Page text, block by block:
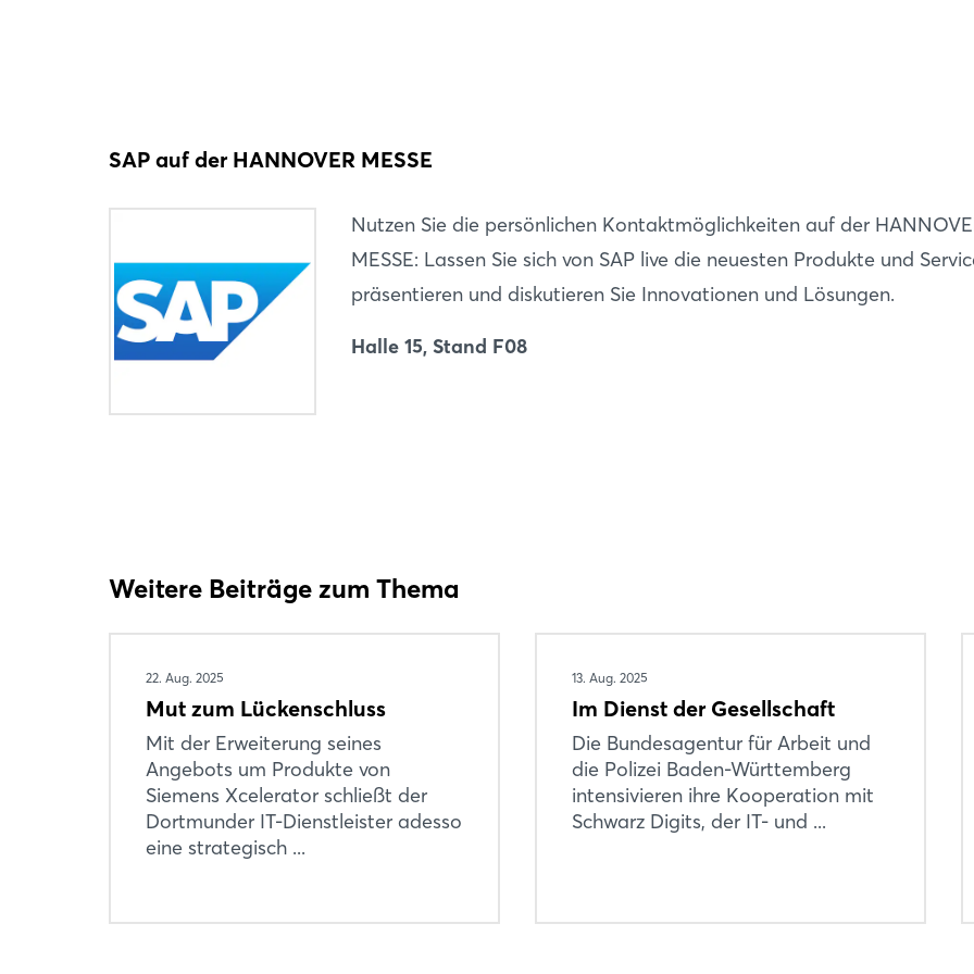
SAP auf der HANNOVER MESSE
Nutzen Sie die persönlichen Kontaktmöglichkeiten auf der
MESSE: Lassen Sie sich von SAP live die neuesten Produkte und
präsentieren und diskutieren Sie Innovationen und Lösungen.
Halle 15, Stand F08
Weitere Beiträge zum Thema
22. Aug. 2025
Mut zum Lückenschluss
Mit der Erweiterung seines
Angebots um Produkte von
Siemens Xcelerator schließt der
Dortmunder IT-Dienstleister adesso
eine strategisch ...
13. Aug. 2025
Im Dienst der Gesellschaft
Die Bundesagentur für Arbeit und
die Polizei Baden-Württemberg
intensivieren ihre Kooperation mit
Schwarz Digits, der IT- und ...